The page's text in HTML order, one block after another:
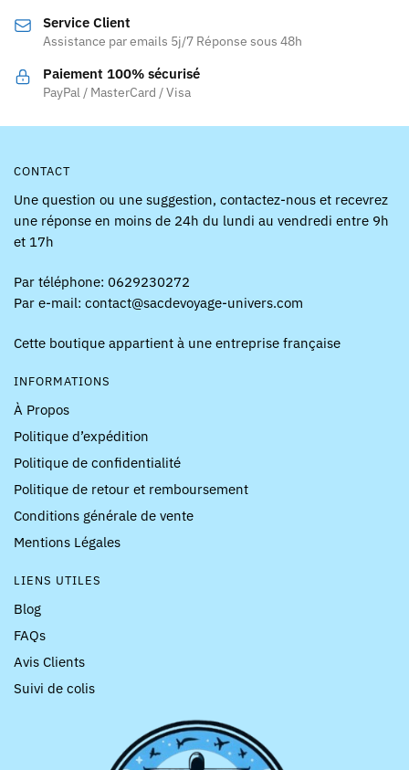
la
Service Client
Assistance par emails 5j/7 Réponse sous 48h
Paiement 100% sécurisé
PayPal / MasterCard / Visa
CONTACT
Une question ou une suggestion, contactez-nous et recevrez
une réponse en moins de 24h du lundi au vendredi entre 9h
et 17h
Par téléphone: 0629230272
Par e-mail: contact@sacdevoyage-univers.com
Cette boutique appartient à une entreprise française
INFORMATIONS
À Propos
Politique d’expédition
Politique de confidentialité
Politique de retour et remboursement
Conditions générale de vente
Mentions Légales
LIENS UTILES
Blog
FAQs
Avis Clients
Suivi de colis